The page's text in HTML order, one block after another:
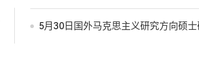
5月30日国外马克思主义研究方向硕